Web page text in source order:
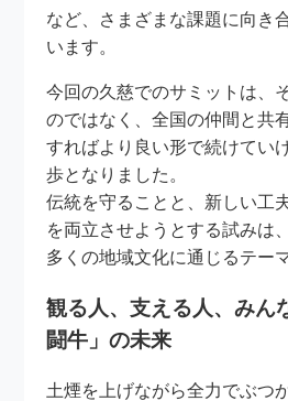
など、さまざまな課題に向き
います。
今回の久慈でのサミットは、
のではなく、全国の仲間と共
すればより良い形で続けてい
歩となりました。
伝統を守ることと、新しい工
を両立させようとする試みは
多くの地域文化に通じるテー
観る人、支える人、みん
闘牛」の未来
土煙を上げながら全力でぶつ